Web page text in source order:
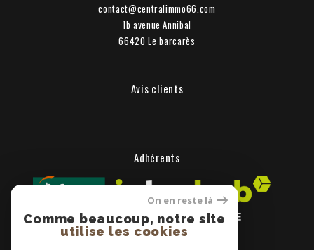
contact@centralimmo66.com
1b avenue Annibal
66420 le barcarès
Avis clients
Adhérents
On en reste là
Comme beaucoup, notre site
utilise les cookies